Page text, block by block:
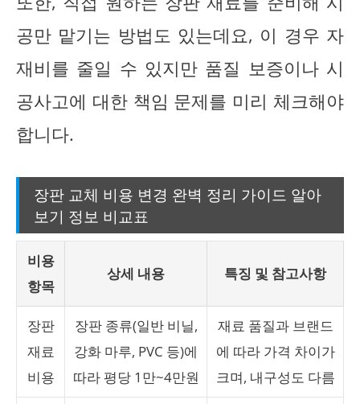
공만 맡기는 방법도 있는데요, 이 경우 자
재비를 줄일 수 있지만 품질 보증이나 시
공사고에 대한 책임 문제를 미리 체크해야
합니다.
장판 교체 비용 변경 완벽 정리 가이드 알아
보기 정보 비교표
비용
항목
상세 내용 특징 및 참고사항
장판
재료
비용
장판 종류(일반 비닐,
강화 마루, PVC 등)에
따라 평당 1만~4만원
재료 품질과 브랜드
에 따라 가격 차이가
크며, 내구성도 다름